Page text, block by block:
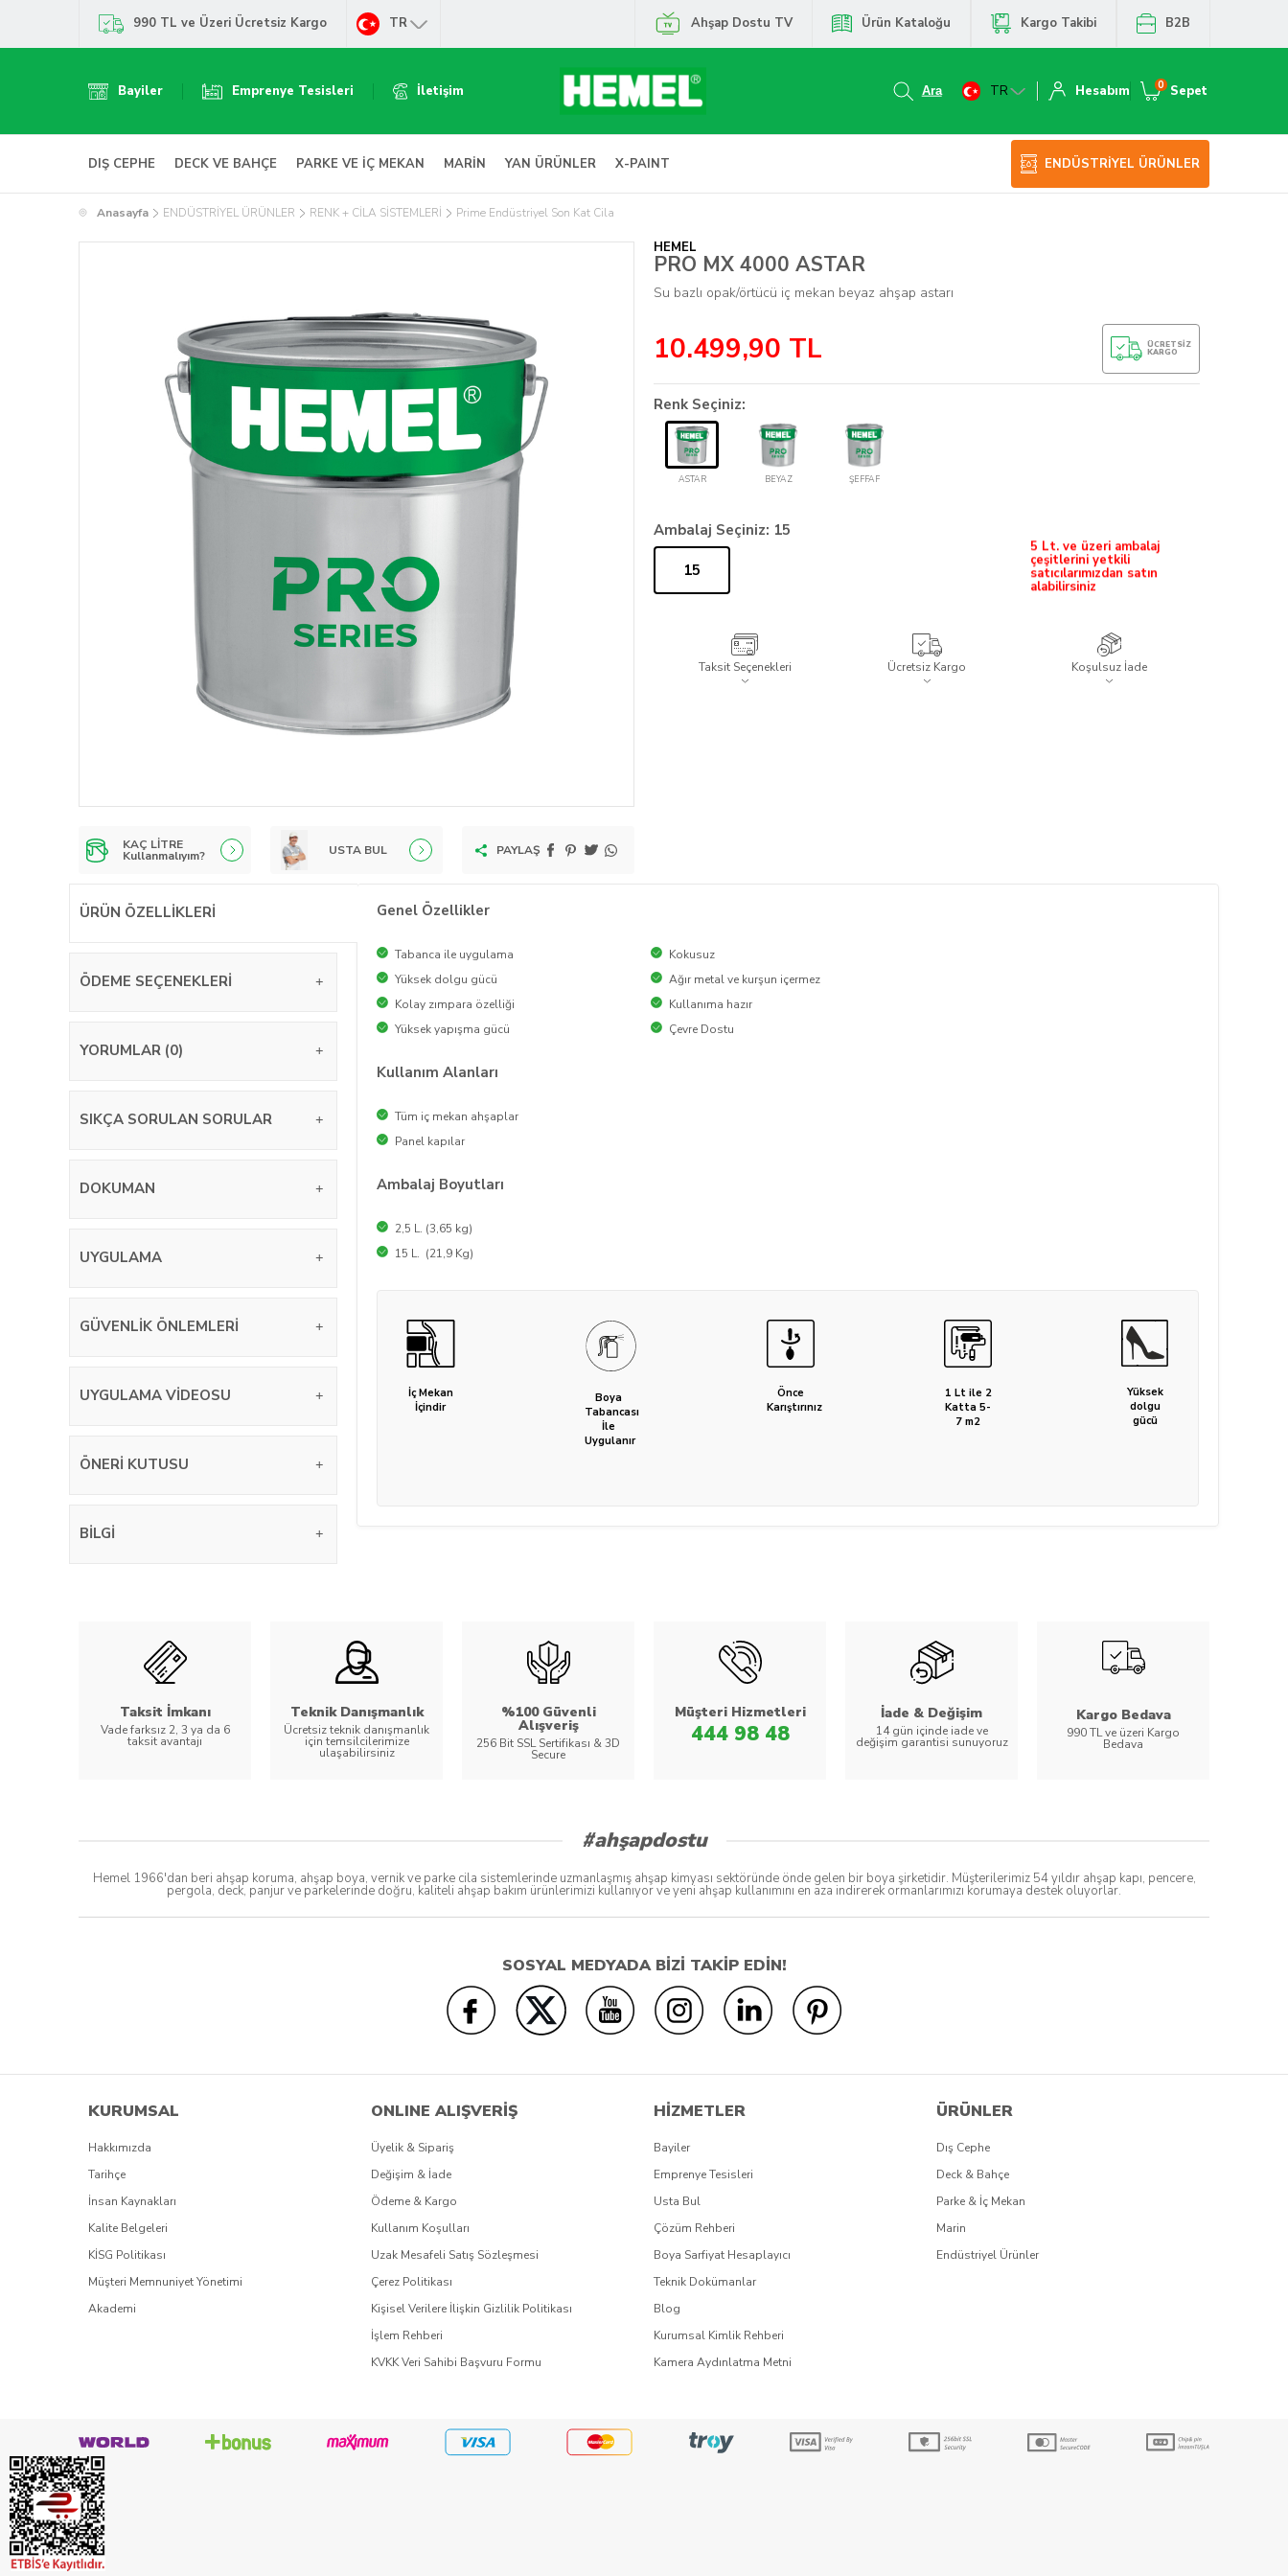
990 TL ve Üzeri Ücretsiz Kargo TR Ahşap Dostu TV Ürün Kataloğu Kargo Takibi B2B
Bayiler Emprenye Tesisleri İletişim TR Hesabım Sepet
0
DIŞ CEPHE DECK VE BAHÇE PARKE VE İÇ MEKAN MARİN YAN ÜRÜNLER X-PAINT ENDÜSTRİYEL ÜRÜNLER
Anasayfa ENDÜSTRİYEL ÜRÜNLER RENK + CİLA SİSTEMLERİ Prime Endüstriyel Son Kat Cila
KAÇ LİTRE
Kullanmalıyım? USTA BUL PAYLAŞ
HEMEL
PRO MX 4000 ASTAR
Su bazlı opak/örtücü iç mekan beyaz ahşap astarı
10.499,90 TL ÜCRETSIZ
KARGO
Renk Seçiniz:
ASTAR BEYAZ ŞEFFAF
Ambalaj Seçiniz: 15
15
5 Lt. ve üzeri ambalaj
çeşitlerini yetkili
satıcılarımızdan satın
alabilirsiniz
Taksit Seçenekleri Ücretsiz Kargo Koşulsuz İade
ÜRÜN ÖZELLIKLERI
ÖDEME SEÇENEKLERI
YORUMLAR (0)
SIKÇA SORULAN SORULAR
DOKUMAN
UYGULAMA
GÜVENLIK ÖNLEMLERI
UYGULAMA VIDEOSU
ÖNERI KUTUSU
BILGI
Genel Özellikler
Tabanca ile uygulama
Yüksek dolgu gücü
Kolay zımpara özelliği
Yüksek yapışma gücü
Kokusuz
Ağır metal ve kurşun içermez
Kullanıma hazır
Çevre Dostu
Kullanım Alanları
Tüm iç mekan ahşaplar
Panel kapılar
Ambalaj Boyutları
2,5 L. (3,65 kg)
15 L. (21,9 Kg)
İç Mekan
İçindir
Boya
Tabancası
İle
Uygulanır
Önce
Karıştırınız
1 Lt ile 2
Katta 5-
7 m2
Yüksek
dolgu
gücü
Taksit İmkanı
Vade farksız 2, 3 ya da 6
taksit avantajı
Teknik Danışmanlık
Ücretsiz teknik danışmanlık
için temsilcilerimize
ulaşabilirsiniz
%100 Güvenli
Alışveriş
256 Bit SSL Sertifikası & 3D
Secure
Müşteri Hizmetleri
444 98 48
İade & Değişim
14 gün içinde iade ve
değişim garantisi sunuyoruz
Kargo Bedava
990 TL ve üzeri Kargo
Bedava
#ahşapdostu
Hemel 1966'dan beri ahşap koruma, ahşap boya, vernik ve parke cila sistemlerinde uzmanlaşmış ahşap kimyası sektöründe önde gelen bir boya şirketidir. Müşterilerimiz 54 yıldır ahşap kapı, pencere,
pergola, deck, panjur ve parkelerinde doğru, kaliteli ahşap bakım ürünlerimizi kullanıyor ve yeni ahşap kullanımını en aza indirerek ormanlarımızı korumaya destek oluyorlar.
SOSYAL MEDYADA BİZİ TAKİP EDİN!
KURUMSAL
Hakkımızda
Tarihçe
İnsan Kaynakları
Kalite Belgeleri
KİSG Politikası
Müşteri Memnuniyet Yönetimi
Akademi
ONLINE ALIŞVERİŞ
Üyelik & Sipariş
Değişim & İade
Ödeme & Kargo
Kullanım Koşulları
Uzak Mesafeli Satış Sözleşmesi
Çerez Politikası
Kişisel Verilere İlişkin Gizlilik Politikası
İşlem Rehberi
KVKK Veri Sahibi Başvuru Formu
HİZMETLER
Bayiler
Emprenye Tesisleri
Usta Bul
Çözüm Rehberi
Boya Sarfiyat Hesaplayıcı
Teknik Dokümanlar
Blog
Kurumsal Kimlik Rehberi
Kamera Aydınlatma Metni
ÜRÜNLER
Dış Cephe
Deck & Bahçe
Parke & İç Mekan
Marin
Endüstriyel Ürünler